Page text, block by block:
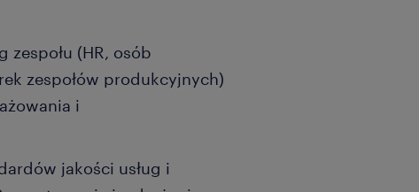
(HR, osób
zespołów produkcyjnych)
i
jakości usług i